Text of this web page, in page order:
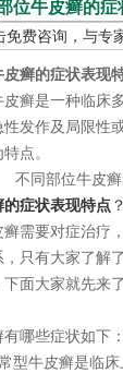
位牛皮癣的症
免费咨询，与专
皮癣的症状表现
癣是一种临床
发作及局限性
点。
症状表现特点 ？
要对症治疗，
只有大家了解
面大家就先来
些症状如下：
牛皮癣是临床